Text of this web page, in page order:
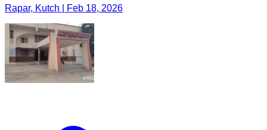
Rapar, Kutch | Feb 18, 2026